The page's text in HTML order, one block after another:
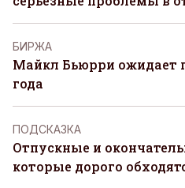
БИРЖА
Майкл Бьюрри ожидает
года
ПОДСКАЗКА
Отпускные и
которые дорого